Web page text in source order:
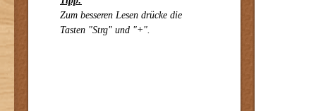
Zum besseren Lesen drücke die
Tasten "Strg" und "+".